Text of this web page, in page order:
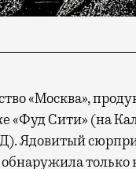
«Москва»,
«Фуд Сити» (на
Ядовитый
только